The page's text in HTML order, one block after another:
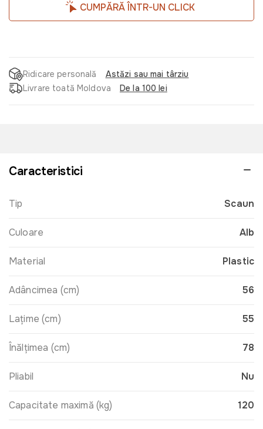
CUMPĂRĂ ÎNTR-UN CLICK
Ridicare personală
Astăzi sau mai târziu
Livrare toată Moldova
De la 100 lei
Caracteristici
Tip Scaun
Culoare Alb
Material Plastic
Adâncimea (cm) 56
Lațime (cm) 55
Înălțimea (cm) 78
Pliabil Nu
Capacitate maximă (kg) 120